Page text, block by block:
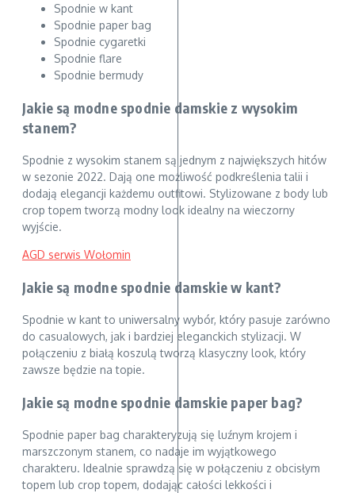
Spodnie w kant
Spodnie paper bag
Spodnie cygaretki
Spodnie flare
Spodnie bermudy
Jakie są modne spodnie damskie z wysokim
stanem?
Spodnie z wysokim stanem są jednym z największych hitów
w sezonie 2022. Dają one możliwość podkreślenia talii i
dodają elegancji każdemu outfitowi. Stylizowane z body lub
crop topem tworzą modny look idealny na wieczorny
wyjście.
AGD serwis Wołomin
Jakie są modne spodnie damskie w kant?
Spodnie w kant to uniwersalny wybór, który pasuje zarówno
do casualowych, jak i bardziej eleganckich stylizacji. W
połączeniu z białą koszulą tworzą klasyczny look, który
zawsze będzie na topie.
Jakie są modne spodnie damskie paper bag?
Spodnie paper bag charakteryzują się luźnym krojem i
marszczonym stanem, co nadaje im wyjątkowego
charakteru. Idealnie sprawdzą się w połączeniu z obcisłym
topem lub crop topem, dodając całości lekkości i